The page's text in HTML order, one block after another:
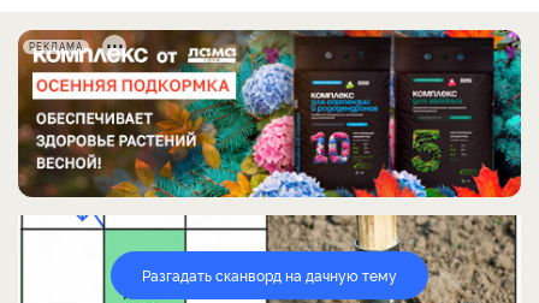
РЕКЛАМА
Разгадать сканворд на дачную тему